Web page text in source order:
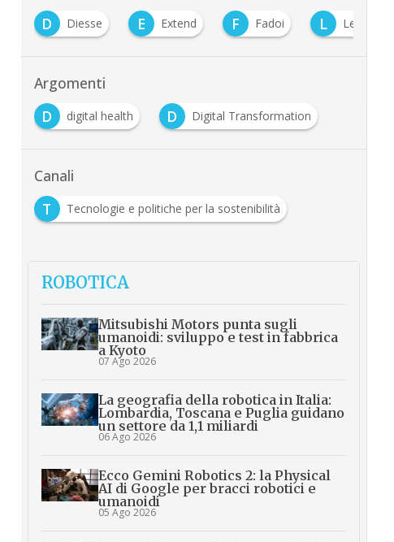
D Diesse E Extend F Fadoi L
Argomenti
D
digital health D Digital Transformation
Canali
T
Tecnologie e politiche per la sostenibilità
ROBOTICA
Mitsubishi Motors punta sugli
umanoidi: sviluppo e test in fabbrica
a Kyoto
07 Ago 2026
La geografia della robotica in Italia:
Lombardia, Toscana e Puglia guidano
un settore da 1,1 miliardi
06 Ago 2026
Ecco Gemini Robotics 2: la Physical
AI di Google per bracci robotici e
umanoidi
05 Ago 2026